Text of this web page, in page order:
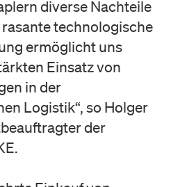
diverse Nachteile
technologische
ermöglicht uns
Einsatz von
in der
Logistik“, so Holger
der